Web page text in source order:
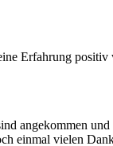
Erfahrung
angekommen
einmal vielen